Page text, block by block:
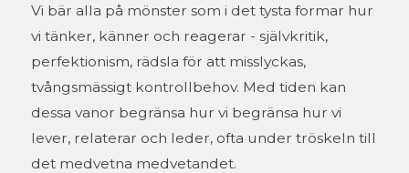
Vi bär alla på mönster som i det tysta formar hur
vi tänker, känner och reagerar - självkritik,
perfektionism, rädsla för att misslyckas,
tvångsmässigt kontrollbehov. Med tiden kan
dessa vanor begränsa hur vi begränsa hur vi
lever, relaterar och leder, ofta under tröskeln till
det medvetna medvetandet.